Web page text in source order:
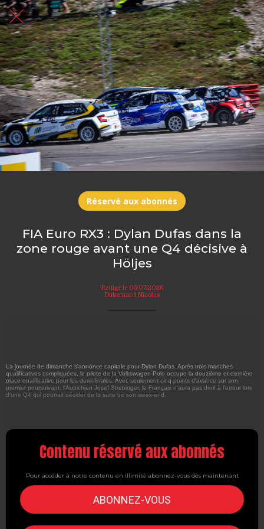
Réservé aux abonnés
FIA Euro RX3 : Dylan Dufas dans la
zone rouge avant une Q4 décisive à
Höljes
Rédigé le 05/07/2026
Dubernard Nicolas
La journée de dimanche s'annonce capitale pour Dylan Dufas. Après trois manches
qualificatives compliquées, le pilote de la Volkswagen Polo occupe la douzième et dernière
place qualificative pour les demi-finales. Avec seulement cinq points d'avance sur son
premier poursuivant, l'Autrichien Josef Strebinger, le Français n'aura pas droit à l'erreur lors
d'une Q4 qui pourrait décider de la suite de son week-end.
Contenu réservé aux abonnés
Pour accéder à notre contenu en illimité abonnez-vous dès maintenant
ABONNEZ-VOUS